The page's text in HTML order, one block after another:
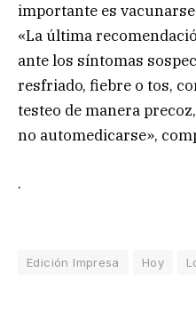
importante es
«La última
ante los síntomas
resfriado, fiebre o tos,
testeo de manera
no automedicarse»,
.
Edición Impresa Hoy